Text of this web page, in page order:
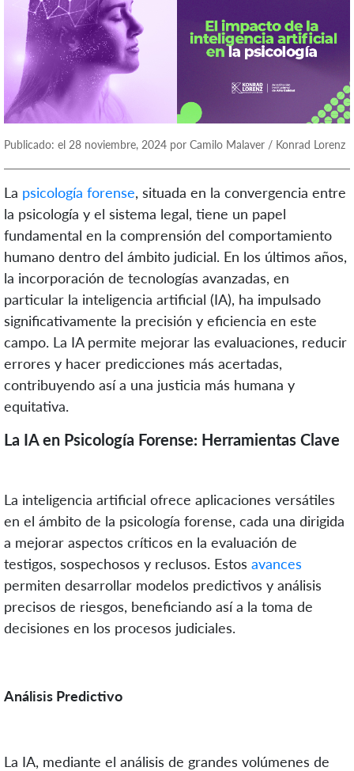
Publicado: el 28 noviembre, 2024 por Camilo Malaver / Konrad Lorenz
La psicología forense, situada en la convergencia entre
la psicología y el sistema legal, tiene un papel
fundamental en la comprensión del comportamiento
humano dentro del ámbito judicial. En los últimos años,
la incorporación de tecnologías avanzadas, en
particular la inteligencia artificial (IA), ha impulsado
significativamente la precisión y eficiencia en este
campo. La IA permite mejorar las evaluaciones, reducir
errores y hacer predicciones más acertadas,
contribuyendo así a una justicia más humana y
equitativa.
La IA en Psicología Forense: Herramientas Clave
La inteligencia artificial ofrece aplicaciones versátiles
en el ámbito de la psicología forense, cada una dirigida
a mejorar aspectos críticos en la evaluación de
testigos, sospechosos y reclusos. Estos avances
permiten desarrollar modelos predictivos y análisis
precisos de riesgos, beneficiando así a la toma de
decisiones en los procesos judiciales.
Análisis Predictivo
La IA, mediante el análisis de grandes volúmenes de